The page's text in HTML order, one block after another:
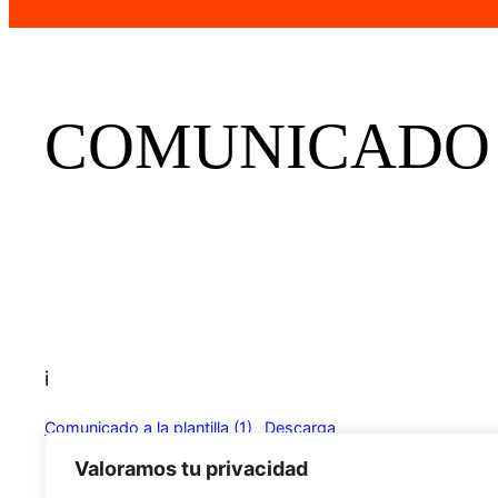
Valoramos tu privacidad
i
Comunicado a la plantilla (1) Descarga